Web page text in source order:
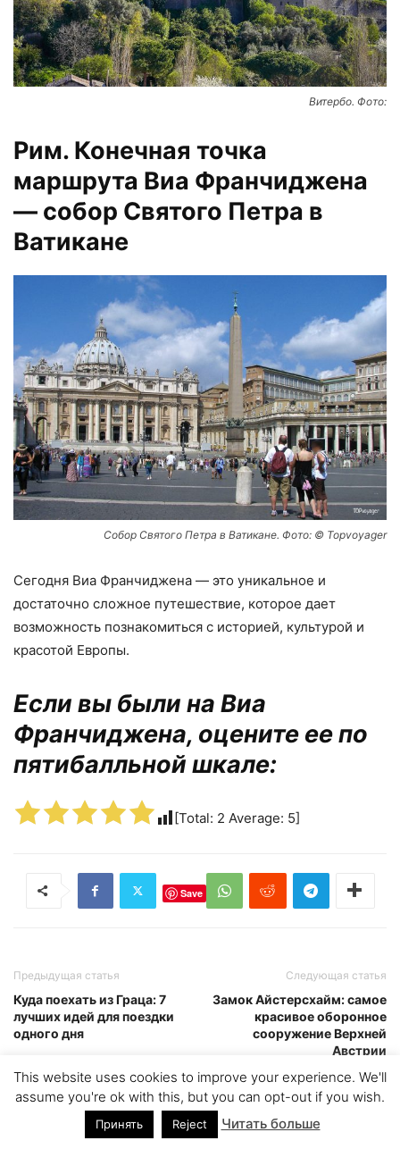
Витербо. Фото:
Рим. Конечная точка
маршрута Виа Франчиджена
— собор Святого Петра в
Ватикане
Собор Святого Петра в Ватикане. Фото: © Topvoyager
Сегодня Виа Франчиджена — это уникальное и
достаточно сложное путешествие, которое дает
возможность познакомиться с историей, культурой и
красотой Европы.
Если вы были на Виа
Франчиджена, оцените ее по
пятибалльной шкале:
[Total: 2 Average: 5]
Save
Предыдущая статья
Куда поехать из Граца: 7
лучших идей для поездки
одного дня
Следующая статья
Замок Айстерсхайм: самое
красивое оборонное
сооружение Верхней
Австрии
ЭТО МОЖЕТ БЫТЬ ИНТЕРЕСНО
This website uses cookies to improve your experience. We'll
assume you're ok with this, but you can opt-out if you wish.
Принять Reject Читать больше